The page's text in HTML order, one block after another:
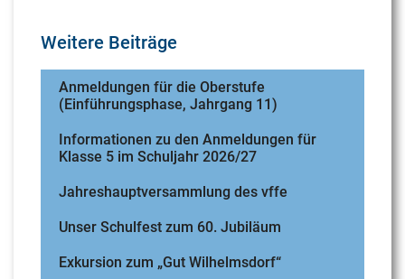
Weitere Beiträge
Anmeldungen für die Oberstufe
(Einführungsphase, Jahrgang 11)
Informationen zu den Anmeldungen für
Klasse 5 im Schuljahr 2026/27
Jahreshauptversammlung des vffe
Unser Schulfest zum 60. Jubiläum
Exkursion zum „Gut Wilhelmsdorf“